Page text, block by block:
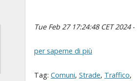
Tue Feb 27 17:24:48 CET 2024-
per saperne di più
Tag: Comuni, Strade, Traffico,